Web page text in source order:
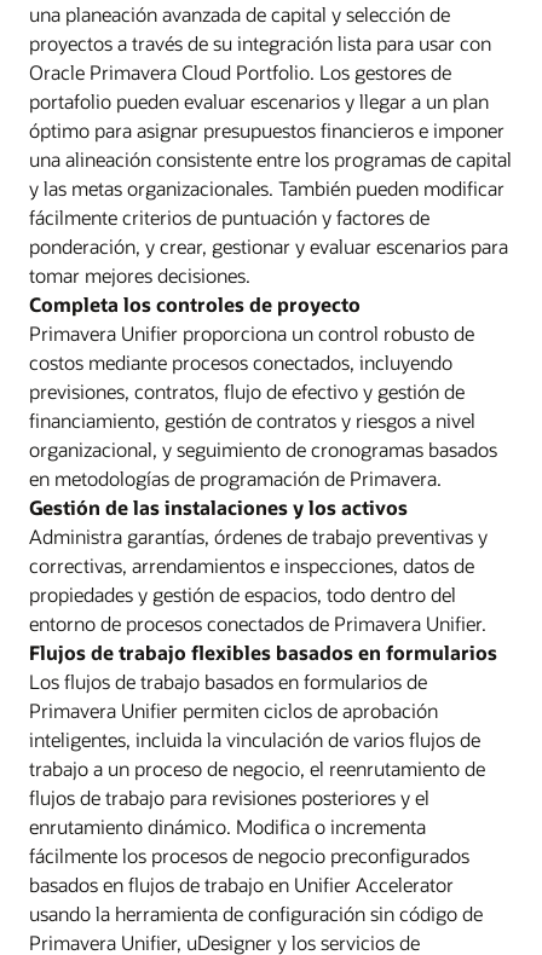
una planeación avanzada de capital y selección de
proyectos a través de su integración lista para usar con
Oracle Primavera Cloud Portfolio. Los gestores de
portafolio pueden evaluar escenarios y llegar a un plan
óptimo para asignar presupuestos financieros e imponer
una alineación consistente entre los programas de capital
y las metas organizacionales. También pueden modificar
fácilmente criterios de puntuación y factores de
ponderación, y crear, gestionar y evaluar escenarios para
tomar mejores decisiones.
Completa los controles de proyecto
Primavera Unifier proporciona un control robusto de
costos mediante procesos conectados, incluyendo
previsiones, contratos, flujo de efectivo y gestión de
financiamiento, gestión de contratos y riesgos a nivel
organizacional, y seguimiento de cronogramas basados
en metodologías de programación de Primavera.
Gestión de las instalaciones y los activos
Administra garantías, órdenes de trabajo preventivas y
correctivas, arrendamientos e inspecciones, datos de
propiedades y gestión de espacios, todo dentro del
entorno de procesos conectados de Primavera Unifier.
Flujos de trabajo flexibles basados en formularios
Los flujos de trabajo basados en formularios de
Primavera Unifier permiten ciclos de aprobación
inteligentes, incluida la vinculación de varios flujos de
trabajo a un proceso de negocio, el reenrutamiento de
flujos de trabajo para revisiones posteriores y el
enrutamiento dinámico. Modifica o incrementa
fácilmente los procesos de negocio preconfigurados
basados en flujos de trabajo en Unifier Accelerator
usando la herramienta de configuración sin código de
Primavera Unifier, uDesigner y los servicios de